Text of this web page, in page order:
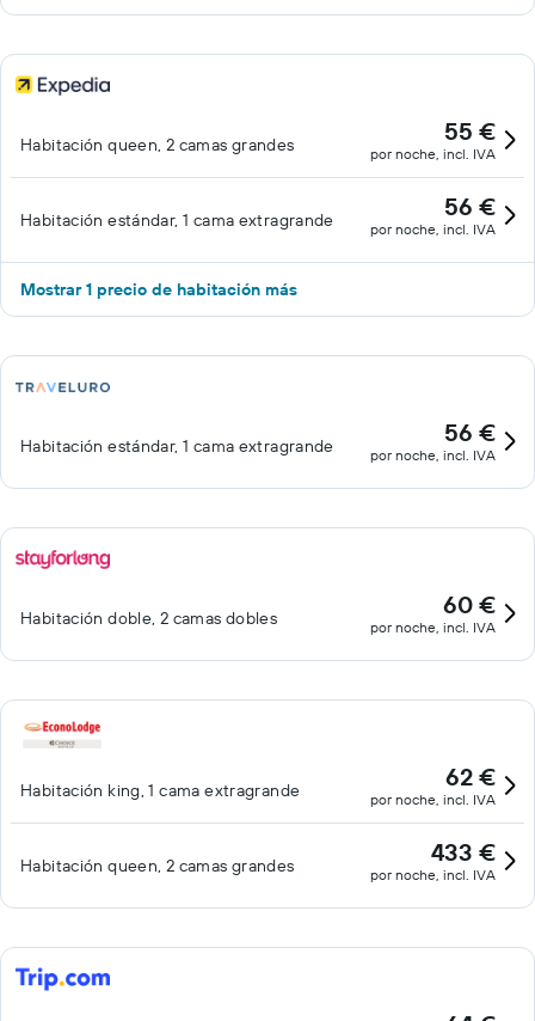
Habitación queen, 2 camas grandes 55 €
por noche, incl. IVA
Habitación estándar, 1 cama extragrande 56 €
por noche, incl. IVA
Mostrar 1 precio de habitación más
Habitación estándar, 1 cama extragrande 56 €
por noche, incl. IVA
Habitación doble, 2 camas dobles 60 €
por noche, incl. IVA
Habitación king, 1 cama extragrande 62 €
por noche, incl. IVA
Habitación queen, 2 camas grandes 433 €
por noche, incl. IVA